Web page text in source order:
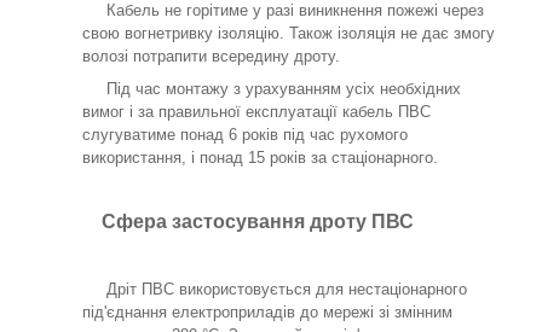
Кабель не горітиме у разі виникнення пожежі через
свою вогнетривку ізоляцію. Також ізоляція не дає змогу
волозі потрапити всередину дроту.
Під час монтажу з урахуванням усіх необхідних
вимог і за правильної експлуатації кабель ПВС
слугуватиме понад 6 років під час рухомого
використання, і понад 15 років за стаціонарного.
Сфера застосування дроту ПВС
Дріт ПВС використовується для нестаціонарного
під'єднання електроприладів до мережі зі змінним